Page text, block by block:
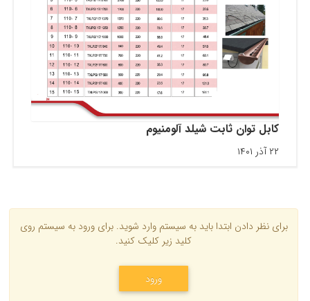
کابل توان ثابت شیلد آلومنیوم
۲۲ آذر ۱۴۰۱
برای نظر دادن ابتدا باید به سیستم وارد شوید. برای ورود به سیستم روی
کلید زیر کلیک کنید.
ورود